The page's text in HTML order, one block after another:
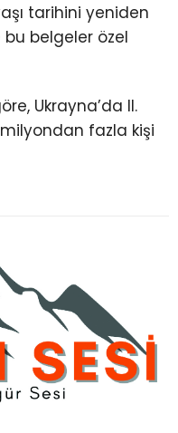
tarihini yeniden
belgeler özel
Ukrayna’da II.
milyondan fazla kişi